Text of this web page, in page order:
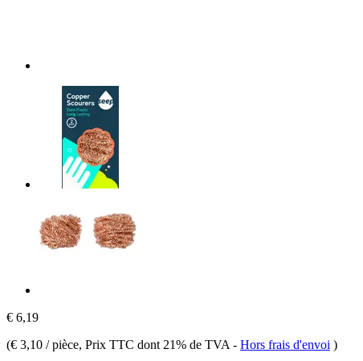
€ 6,19
(€ 3,10 / pièce, Prix TTC dont 21% de TVA - Hors frais d'envoi )